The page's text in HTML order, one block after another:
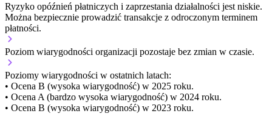
Ryzyko opóźnień płatniczych i zaprzestania działalności jest niskie.
Można bezpiecznie prowadzić transakcje z odroczonym terminem
płatności.
Poziom wiarygodności organizacji pozostaje bez zmian w czasie.
Poziomy wiarygodności w ostatnich latach:
• Ocena B (wysoka wiarygodność) w 2025 roku.
• Ocena A (bardzo wysoka wiarygodność) w 2024 roku.
• Ocena B (wysoka wiarygodność) w 2023 roku.